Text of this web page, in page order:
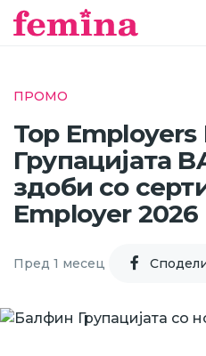
ПРОМО
Top
Групацијата
здоби со
Employer 2026
Пред 1 месец